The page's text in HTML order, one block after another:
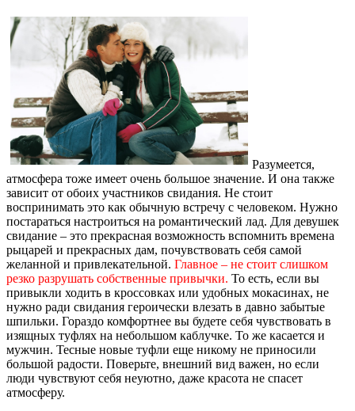
Разумеется,
атмосфера тоже имеет очень большое значение. И она также
зависит от обоих участников свидания. Не стоит
воспринимать это как обычную встречу с человеком. Нужно
постараться настроиться на романтический лад. Для девушек
свидание – это прекрасная возможность вспомнить времена
рыцарей и прекрасных дам, почувствовать себя самой
желанной и привлекательной. Главное – не стоит слишком
резко разрушать собственные привычки. То есть, если вы
привыкли ходить в кроссовках или удобных мокасинах, не
нужно ради свидания героически влезать в давно забытые
шпильки. Гораздо комфортнее вы будете себя чувствовать в
изящных туфлях на небольшом каблучке. То же касается и
мужчин. Тесные новые туфли еще никому не приносили
большой радости. Поверьте, внешний вид важен, но если
люди чувствуют себя неуютно, даже красота не спасет
атмосферу.